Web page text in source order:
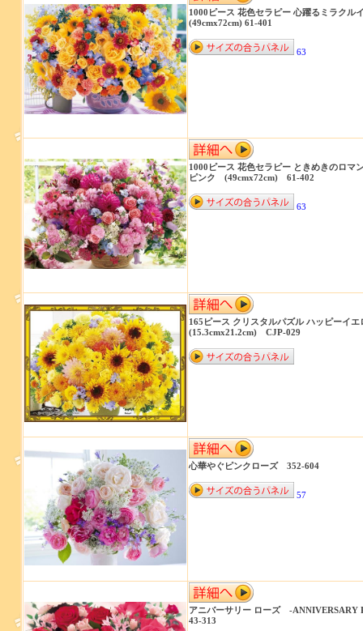
1000ピース 花色セラピー 心躍るミラクル
(49cmx72cm) 61-401
63
1000ピース 花色セラピー ときめきのロマ
ピンク (49cmx72cm) 61-402
63
165ピース クリスタルパズル ハッピーイエ
(15.3cmx21.2cm) CJP-029
心華やぐピンクローズ 352-604
57
アニバーサリー ローズ -
43-313